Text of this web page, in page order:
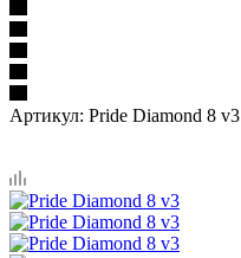
Артикул: Pride Diamond 8 v3